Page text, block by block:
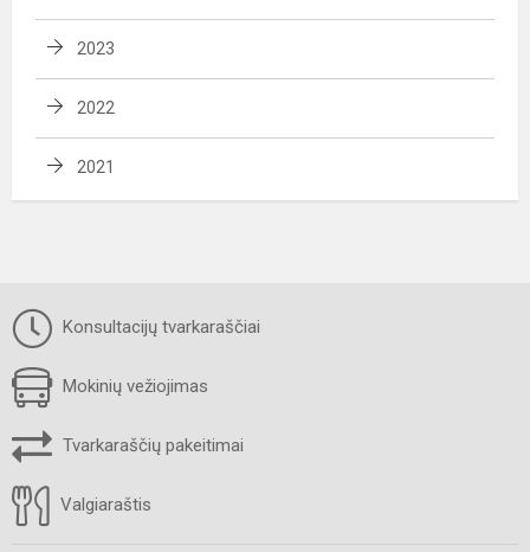
2023
2022
2021
Konsultacijų tvarkaraščiai
Mokinių vežiojimas
Tvarkaraščių pakeitimai
Valgiaraštis